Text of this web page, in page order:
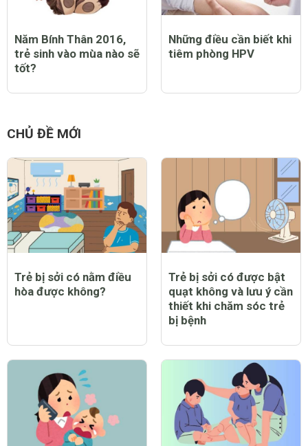
Năm Bính Thân 2016,
trẻ sinh vào mùa nào sẽ
tốt?
Những điều cần biết khi
tiêm phòng HPV
CHỦ ĐỀ MỚI
Trẻ bị sởi có nằm điều
hòa được không?
Trẻ bị sởi có được bật
quạt không và lưu ý cần
thiết khi chăm sóc trẻ
bị bệnh